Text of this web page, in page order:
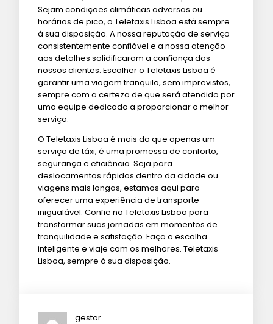
Sejam condições climáticas adversas ou
horários de pico, o Teletaxis Lisboa está sempre
à sua disposição. A nossa reputação de serviço
consistentemente confiável e a nossa atenção
aos detalhes solidificaram a confiança dos
nossos clientes. Escolher o Teletaxis Lisboa é
garantir uma viagem tranquila, sem imprevistos,
sempre com a certeza de que será atendido por
uma equipe dedicada a proporcionar o melhor
serviço.
O Teletaxis Lisboa é mais do que apenas um
serviço de táxi; é uma promessa de conforto,
segurança e eficiência. Seja para
deslocamentos rápidos dentro da cidade ou
viagens mais longas, estamos aqui para
oferecer uma experiência de transporte
inigualável. Confie no Teletaxis Lisboa para
transformar suas jornadas em momentos de
tranquilidade e satisfação. Faça a escolha
inteligente e viaje com os melhores. Teletaxis
Lisboa, sempre à sua disposição.
gestor